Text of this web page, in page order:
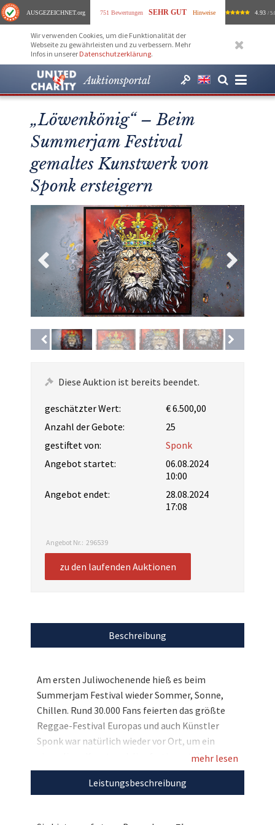
AUSGEZEICHNET.org 751 Bewertungen SEHR GUT Hinweise 4.93 /
Wir verwenden Cookies, um die Funktionalität der
Webseite zu gewährleisten und zu verbessern. Mehr
Infos in unserer Datenschutzerklärung.
Auktionsportal
„Löwenkönig“ – Beim
Summerjam Festival
gemaltes Kunstwerk von
Sponk ersteigern
Diese Auktion ist bereits beendet.
geschätzter Wert:
€ 6.500,00
Anzahl der Gebote:
25
gestiftet von:
Sponk
Angebot startet:
06.08.2024
10:00
Angebot endet:
28.08.2024
17:08
Angebot Nr.: 296539
zu den laufenden Auktionen
Beschreibung
Am ersten Juliwochenende hieß es beim
Summerjam Festival wieder Sommer, Sonne,
Chillen. Rund 30.000 Fans feierten das größte
Reggae-Festival Europas und auch Künstler
Sponk war natürlich wieder vor Ort, um ein
einmaliges Kunstwerk live fertigzustellen:
Einen riesigen Graffiti-Löwen! Dies ist bereits
der siebte Summerjam-Löwe, der bei uns
mehr lesen
Leistungsbeschreibung